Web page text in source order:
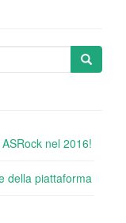
nel 2016!
della piattaforma